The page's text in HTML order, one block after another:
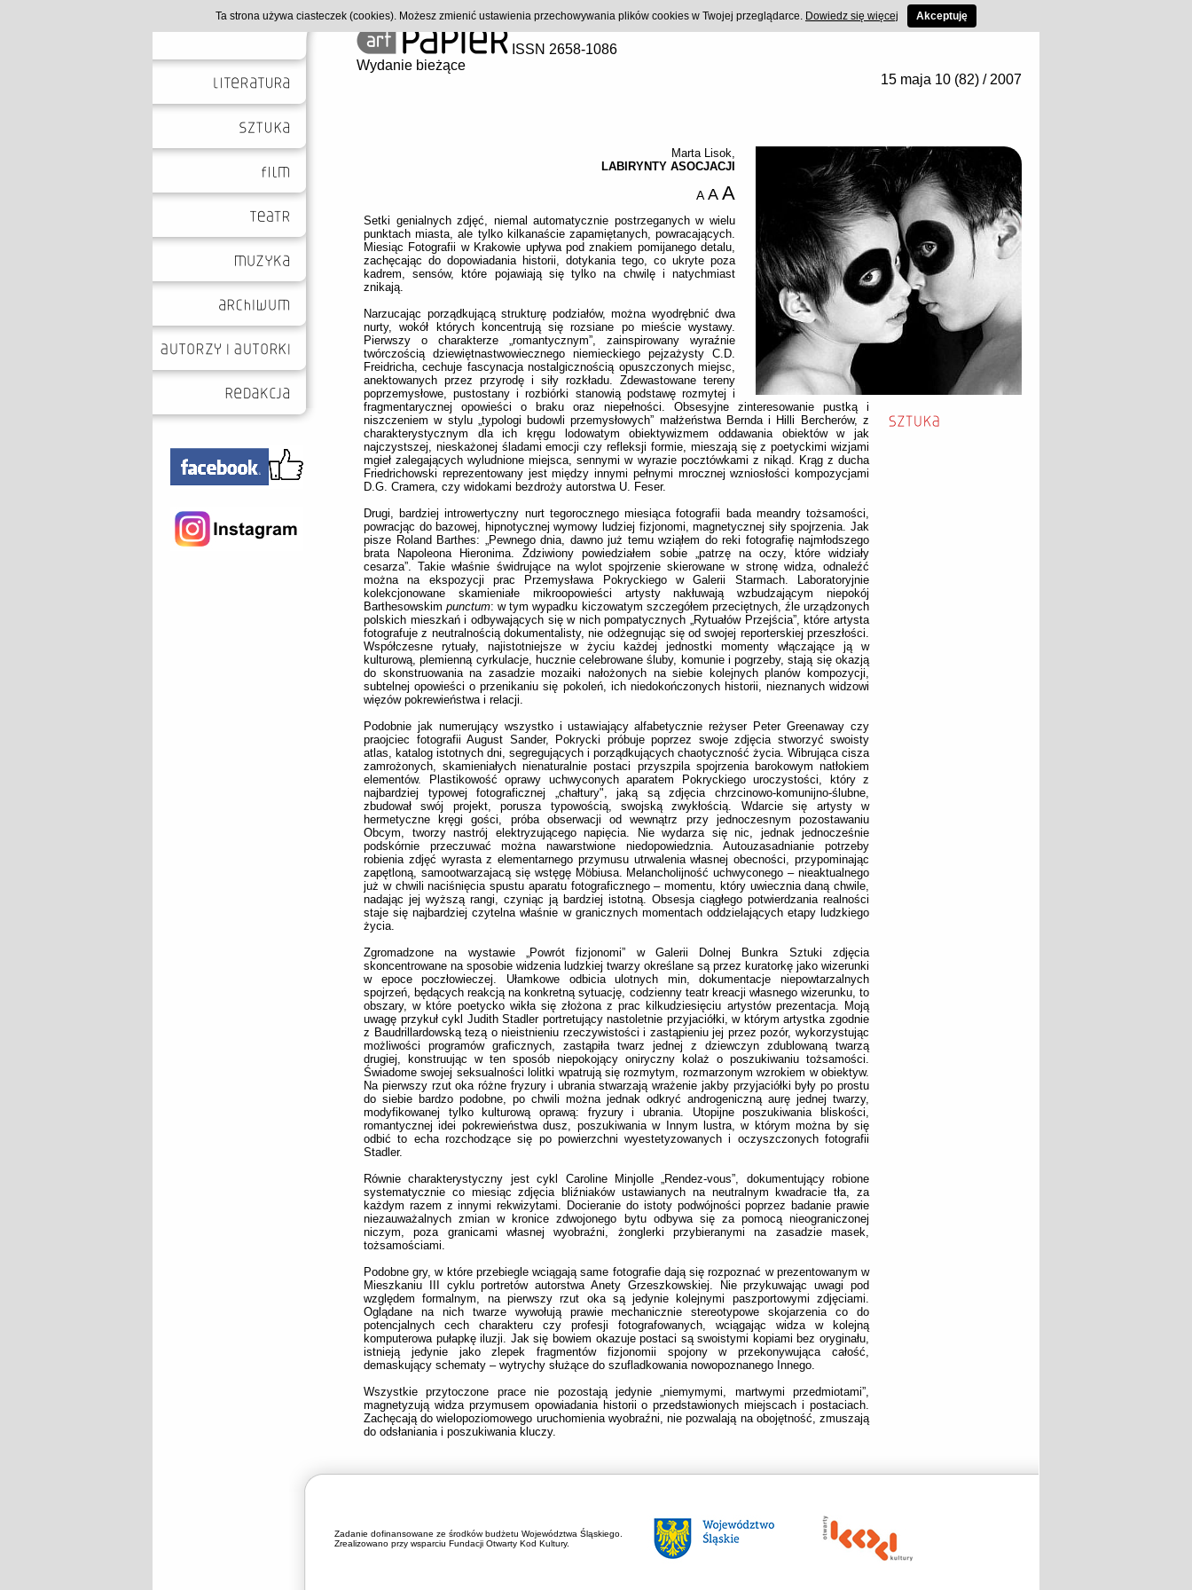
ISSN 2658-1086
Wydanie bieżące
15 maja 10 (82) / 2007
Marta Lisok,
LABIRYNTY ASOCJACJI
A A A
Setki genialnych zdjęć, niemal automatycznie postrzeganych w wielu
punktach miasta, ale tylko kilkanaście zapamiętanych, powracających.
Miesiąc Fotografii w Krakowie upływa pod znakiem pomijanego detalu,
zachęcając do dopowiadania historii, dotykania tego, co ukryte poza
kadrem, sensów, które pojawiają się tylko na chwilę i natychmiast
znikają.
Narzucając porządkującą strukturę podziałów, można wyodrębnić dwa
nurty, wokół których koncentrują się rozsiane po mieście wystawy.
Pierwszy o charakterze „romantycznym”, zainspirowany wyraźnie
twórczością dziewiętnastwowiecznego niemieckiego pejzażysty C.D.
Freidricha, cechuje fascynacja nostalgicznością opuszczonych miejsc,
anektowanych przez przyrodę i siły rozkładu. Zdewastowane tereny
poprzemysłowe, pustostany i rozbiórki stanowią podstawę rozmytej i
fragmentarycznej opowieści o braku oraz niepełności. Obsesyjne zinteresowanie pustką i
niszczeniem w stylu „typologi budowli przemysłowych” małżeństwa Bernda i Hilli Bercherów, z
charakterystycznym dla ich kręgu lodowatym obiektywizmem oddawania obiektów w jak
najczystszej, nieskażonej śladami emocji czy refleksji formie, mieszają się z poetyckimi wizjami
mgieł zalegających wyludnione miejsca, sennymi w wyrazie pocztówkami z nikąd. Krąg z ducha
Friedrichowski reprezentowany jest między innymi pełnymi mrocznej wzniosłości kompozycjami
D.G. Cramera, czy widokami bezdroży autorstwa U. Feser.
Drugi, bardziej introwertyczny nurt tegorocznego miesiąca fotografii bada meandry tożsamości,
powracjąc do bazowej, hipnotycznej wymowy ludziej fizjonomi, magnetycznej siły spojrzenia. Jak
pisze Roland Barthes: „Pewnego dnia, dawno już temu wziąłem do reki fotografię najmłodszego
brata Napoleona Hieronima. Zdziwiony powiedziałem sobie „patrzę na oczy, które widziały
cesarza”. Takie właśnie świdrujące na wylot spojrzenie skierowane w stronę widza, odnaleźć
można na ekspozycji prac Przemysława Pokryckiego w Galerii Starmach. Laboratoryjnie
kolekcjonowane skamieniałe mikroopowieści artysty nakłuwają wzbudzającym niepokój
Barthesowskimpunctum: w tym wypadku kiczowatym szczegółem przeciętnych, źle urządzonych
polskich mieszkań i odbywających się w nich pompatycznych „Rytuałów Przejścia”, które artysta
fotografuje z neutralnością dokumentalisty, nie odżegnując się od swojej reporterskiej przeszłości.
Współczesne rytuały, najistotniejsze w życiu każdej jednostki momenty włączające ją w
kulturową, plemienną cyrkulacje, hucznie celebrowane śluby, komunie i pogrzeby, stają się okazją
do skonstruowania na zasadzie mozaiki nałożonych na siebie kolejnych planów kompozycji,
subtelnej opowieści o przenikaniu się pokoleń, ich niedokończonych historii, nieznanych widzowi
więzów pokrewieństwa i relacji.
Podobnie jak numerujący wszystko i ustawiający alfabetycznie reżyser Peter Greenaway czy
praojciec fotografii August Sander, Pokrycki próbuje poprzez swoje zdjęcia stworzyć swoisty
atlas, katalog istotnych dni, segregujących i porządkujących chaotyczność życia. Wibrująca cisza
zamrożonych, skamieniałych nienaturalnie postaci przyszpila spojrzenia barokowym natłokiem
elementów. Plastikowość oprawy uchwyconych aparatem Pokryckiego uroczystości, który z
najbardziej typowej fotograficznej „chałtury", jaką są zdjęcia chrzcinowo-komunijno-ślubne,
zbudował swój projekt, porusza typowością, swojską zwykłością. Wdarcie się artysty w
hermetyczne kręgi gości, próba obserwacji od wewnątrz przy jednoczesnym pozostawaniu
Obcym, tworzy nastrój elektryzującego napięcia. Nie wydarza się nic, jednak jednocześnie
podskórnie przeczuwać można nawarstwione niedopowiedznia. Autouzasadnianie potrzeby
robienia zdjęć wyrasta z elementarnego przymusu utrwalenia własnej obecności, przypominając
zapętloną, samootwarzajacą się wstęgę Möbiusa. Melancholijność uchwyconego – nieaktualnego
już w chwili naciśnięcia spustu aparatu fotograficznego – momentu, który uwiecznia daną chwile,
nadając jej wyższą rangi, czyniąc ją bardziej istotną. Obsesja ciągłego potwierdzania realności
staje się najbardziej czytelna właśnie w granicznych momentach oddzielających etapy ludzkiego
życia.
Zgromadzone na wystawie „Powrót fizjonomi” w Galerii Dolnej Bunkra Sztuki zdjęcia
skoncentrowane na sposobie widzenia ludzkiej twarzy określane są przez kuratorkę jako wizerunki
w epoce poczłowieczej. Ułamkowe odbicia ulotnych min, dokumentacje niepowtarzalnych
spojrzeń, będących reakcją na konkretną sytuację, codzienny teatr kreacji własnego wizerunku, to
obszary, w które poetycko wikła się złożona z prac kilkudziesięciu artystów prezentacja. Moją
uwagę przykuł cykl Judith Stadler portretujący nastoletnie przyjaciółki, w którym artystka zgodnie
z Baudrillardowską tezą o nieistnieniu rzeczywistości i zastąpieniu jej przez pozór, wykorzystując
możliwości programów graficznych, zastąpiła twarz jednej z dziewczyn zdublowaną twarzą
drugiej, konstruując w ten sposób niepokojący oniryczny kolaż o poszukiwaniu tożsamości.
Świadome swojej seksualności lolitki wpatrują się rozmytym, rozmarzonym wzrokiem w obiektyw.
Na pierwszy rzut oka różne fryzury i ubrania stwarzają wrażenie jakby przyjaciółki były po prostu
do siebie bardzo podobne, po chwili można jednak odkryć androgeniczną aurę jednej twarzy,
modyfikowanej tylko kulturową oprawą: fryzury i ubrania. Utopijne poszukiwania bliskości,
romantycznej idei pokrewieństwa dusz, poszukiwania w Innym lustra, w którym można by się
odbić to echa rozchodzące się po powierzchni wyestetyzowanych i oczyszczonych fotografii
Stadler.
Równie charakterystyczny jest cykl Caroline Minjolle „Rendez-vous”, dokumentujący robione
systematycznie co miesiąc zdjęcia bliźniaków ustawianych na neutralnym kwadracie tła, za
każdym razem z innymi rekwizytami. Docieranie do istoty podwójności poprzez badanie prawie
niezauważalnych zmian w kronice zdwojonego bytu odbywa się za pomocą nieograniczonej
niczym, poza granicami własnej wyobraźni, żonglerki przybieranymi na zasadzie masek,
tożsamościami.
Podobne gry, w które przebiegle wciągają same fotografie dają się rozpoznać w prezentowanym w
Mieszkaniu III cyklu portretów autorstwa Anety Grzeszkowskiej. Nie przykuwając uwagi pod
względem formalnym, na pierwszy rzut oka są jedynie kolejnymi paszportowymi zdjęciami.
Oglądane na nich twarze wywołują prawie mechanicznie stereotypowe skojarzenia co do
potencjalnych cech charakteru czy profesji fotografowanych, wciągając widza w kolejną
komputerowa pułapkę iluzji. Jak się bowiem okazuje postaci są swoistymi kopiami bez oryginału,
istnieją jedynie jako zlepek fragmentów fizjonomii spojony w przekonywująca całość,
demaskujący schematy – wytrychy służące do szufladkowania nowopoznanego Innego.
Wszystkie przytoczone prace nie pozostają jedynie „niemymymi, martwymi przedmiotami”,
magnetyzują widza przymusem opowiadania historii o przedstawionych miejscach i postaciach.
Zachęcają do wielopoziomowego uruchomienia wyobraźni, nie pozwalają na obojętność, zmuszają
do odsłaniania i poszukiwania kluczy.
Zadanie dofinansowane ze środków budżetu Województwa Śląskiego.
Zrealizowano przy wsparciu Fundacji Otwarty Kod Kultury.
Ta strona używa ciasteczek (cookies). Możesz zmienić ustawienia przechowywania plików cookies w Twojej przeglądarce. Dowiedz się więcej Akceptuję